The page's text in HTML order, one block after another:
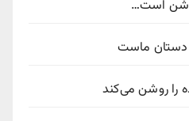
است…
دستان ماست
را روشن می‌کند